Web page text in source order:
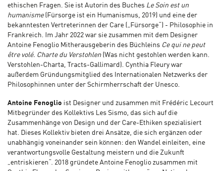
ethischen Fragen. Sie ist Autorin des Buches Le Soin est un
humanisme(Fürsorge ist ein Humanismus, 2019) und eine der
bekanntesten Vertreterinnen der Care („Fürsorge“) - Philosophie in
Frankreich. Im Jahr 2022 war sie zusammen mit dem Designer
Antoine Fenoglio Mitherausgeberin des Büchleins Ce qui ne peut
être volé. Charte du Verstohlen (Was nicht gestohlen werden kann.
Verstohlen-Charta, Tracts-Gallimard). Cynthia Fleury war
außerdem Gründungsmitglied des Internationalen Netzwerks der
Philosophinnen unter der Schirmherrschaft der Unesco.
Antoine Fenoglio ist Designer und zusammen mit Frédéric Lecourt
Mitbegründer des Kollektivs Les Sismo, das sich auf die
Zusammenhänge von Design und der Care-Ethiken spezialisiert
hat. Dieses Kollektiv bieten drei Ansätze, die sich ergänzen oder
unabhängig voneinander sein können: den Wandel einleiten, eine
verantwortungsvolle Gestaltung meistern und die Zukunft
„entriskieren“. 2018 gründete Antoine Fenoglio zusammen mit